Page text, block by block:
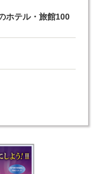
ホテル・旅館100